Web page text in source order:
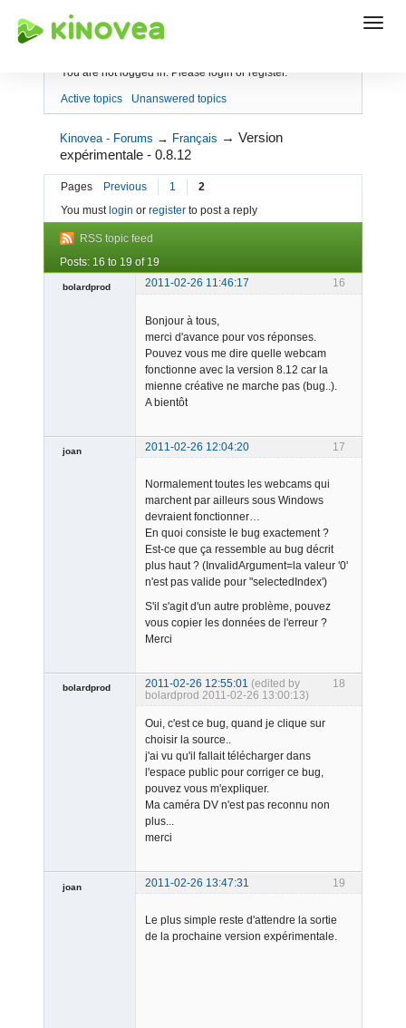
Index
You are not logged in. Please login or register.
Active topics Unanswered topics
Kinovea - Forums → Français →Version
expérimentale - 0.8.12
Pages Previous 1
2
You must login or register to post a reply
RSS topic feed
Posts: 16 to 19 of 19
16
bolardprod
2011-02-26 11:46:17
Bonjour à tous,
merci d'avance pour vos réponses.
Pouvez vous me dire quelle webcam
fonctionne avec la version 8.12 car la
mienne créative ne marche pas (bug..).
A bientôt
17
joan 2011-02-26 12:04:20
Normalement toutes les webcams qui
marchent par ailleurs sous Windows
devraient fonctionner…
En quoi consiste le bug exactement ?
Est-ce que ça ressemble au bug décrit
plus haut ? (InvalidArgument=la valeur '0'
n'est pas valide pour "selectedIndex')
S'il s'agit d'un autre problème, pouvez
vous copier les données de l'erreur ?
Merci
18
bolardprod 2011-02-26 12:55:01 (edited by
bolardprod 2011-02-26 13:00:13)
Oui, c'est ce bug, quand je clique sur
choisir la source..
j'ai vu qu'il fallait télécharger dans
l'espace public pour corriger ce bug,
pouvez vous m'expliquer.
Ma caméra DV n'est pas reconnu non
plus...
merci
19
joan 2011-02-26 13:47:31
Le plus simple reste d'attendre la sortie
de la prochaine version expérimentale.